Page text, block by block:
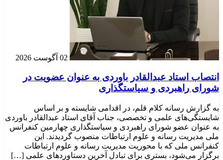
02 آگوست 2026
انتصاب استاد عبدالقادر باوردی به عنوان عضویت در
شورای راهبردی و سیاستگذاری
به گزارش رسانه کلام قلم، در اقدامی شایسته و بر اساس
شایستگی‌های علمی و تخصصی، جناب آقای استاد عبدالقادر باوردی
به عنوان عضو شورای راهبردی و سیاستگذاری چهارمین کنفرانس
ملی مدیریت رسانه و علوم ارتباطات منصوب گردیدند. این
کنفرانس ملی که با محوریت مدیریت رسانه و علوم ارتباطات
برگزار می‌شود، بستری برای تبادل آخرین دستاوردهای علمی […]